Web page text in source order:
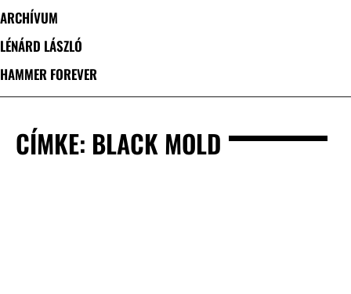
ARCHÍVUM
LÉNÁRD LÁSZLÓ
HAMMER FOREVER
CÍMKE: BLACK MOLD